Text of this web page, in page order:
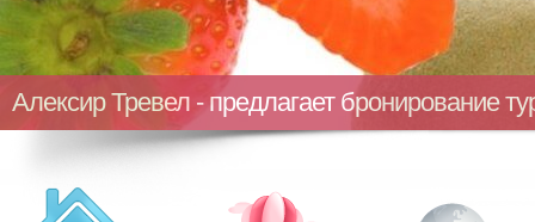
Алексир Тревел - предлагает бронирование